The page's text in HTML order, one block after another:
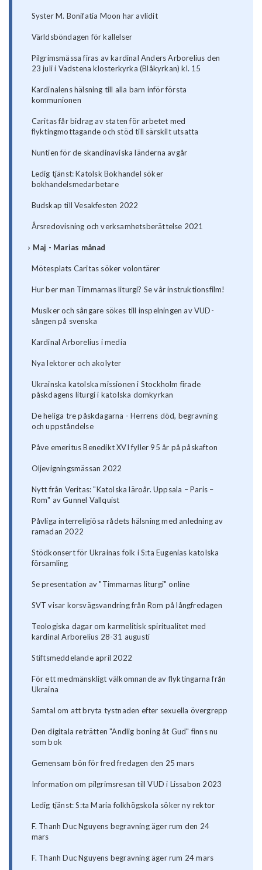
Syster M. Bonifatia Moon har avlidit
Världsböndagen för kallelser
Pilgrimsmässa firas av kardinal Anders Arborelius den
23 juli i Vadstena klosterkyrka (Blåkyrkan) kl. 15
Kardinalens hälsning till alla barn inför första
kommunionen
Caritas får bidrag av staten för arbetet med
flyktingmottagande och stöd till särskilt utsatta
Nuntien för de skandinaviska länderna avgår
Ledig tjänst: Katolsk Bokhandel söker
bokhandelsmedarbetare
Budskap till Vesakfesten 2022
Årsredovisning och verksamhetsberättelse 2021
Maj - Marias månad
Mötesplats Caritas söker volontärer
Hur ber man Timmarnas liturgi? Se vår instruktionsfilm!
Musiker och sångare sökes till inspelningen av VUD-
sången på svenska
Kardinal Arborelius i media
Nya lektorer och akolyter
Ukrainska katolska missionen i Stockholm firade
påskdagens liturgi i katolska domkyrkan
De heliga tre påskdagarna - Herrens död, begravning
och uppståndelse
Påve emeritus Benedikt XVI fyller 95 år på påskafton
Oljevigningsmässan 2022
Nytt från Veritas: "Katolska läroår. Uppsala – Paris –
Rom" av Gunnel Vallquist
Påvliga interreligiösa rådets hälsning med anledning av
ramadan 2022
Stödkonsert för Ukrainas folk i S:ta Eugenias katolska
församling
Se presentation av "Timmarnas liturgi" online
SVT visar korsvägsvandring från Rom på långfredagen
Teologiska dagar om karmelitisk spiritualitet med
kardinal Arborelius 28-31 augusti
Stiftsmeddelande april 2022
För ett medmänskligt välkomnande av flyktingarna från
Ukraina
Samtal om att bryta tystnaden efter sexuella övergrepp
Den digitala reträtten "Andlig boning åt Gud" finns nu
som bok
Gemensam bön för fred fredagen den 25 mars
Information om pilgrimsresan till VUD i Lissabon 2023
Ledig tjänst: S:ta Maria folkhögskola söker ny rektor
F. Thanh Duc Nguyens begravning äger rum den 24
mars
F. Thanh Duc Nguyens begravning äger rum 24 mars